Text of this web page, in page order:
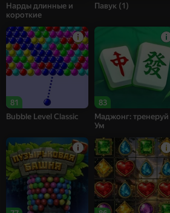
Нарды длинные и
короткие
Павук (1)
81
Bubble Level Classic
83
Маджонг: тренеруй
Ум